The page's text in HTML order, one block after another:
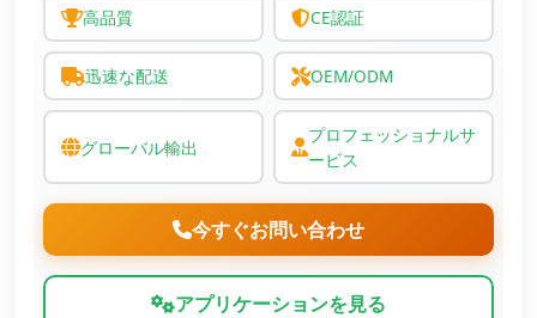
高品質 CE認証
迅速な配送 OEM/ODM
グローバル輸出
プロフェッショナルサ
ービス
今すぐお問い合わせ
アプリケーションを見る